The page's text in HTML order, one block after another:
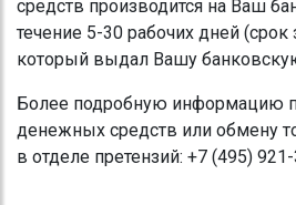
средств производится на Ваш
течение 5-30 рабочих дней (срок
который выдал Вашу
Более подробную информацию
денежных средств или обмену
в отделе претензий: +7 (495)